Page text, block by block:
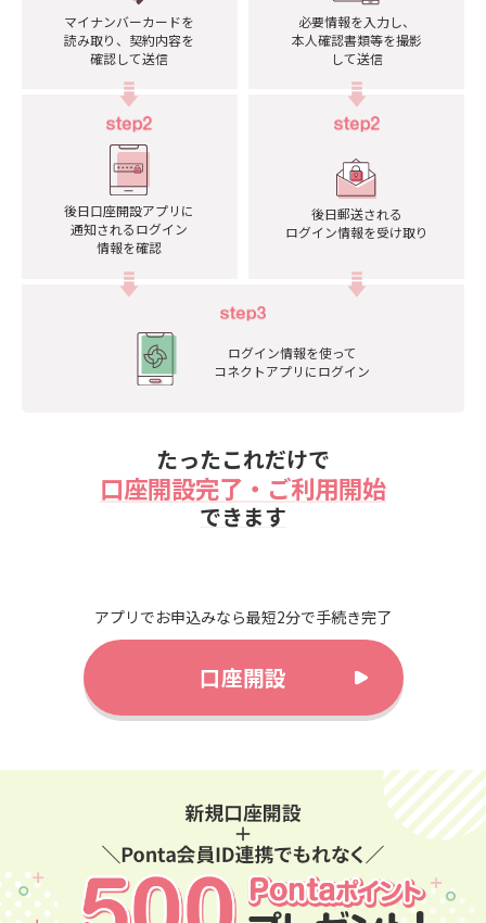
マイナンバーカードを
読み取り、 契約内容を
確認して送信
後日口座開設アプリに
通知されるログイン
情報を確認
ログイン情報を使って
コネクトアプリにログイン
必要情報を入力し、
本人確認書類等を撮影
して送信
後日郵送される
ログイン情報を受け取り
たったこれだけで
口座開設完了・ご利用開始
できます
アプリでお申込みなら最短2分で手続き完了
口座開設